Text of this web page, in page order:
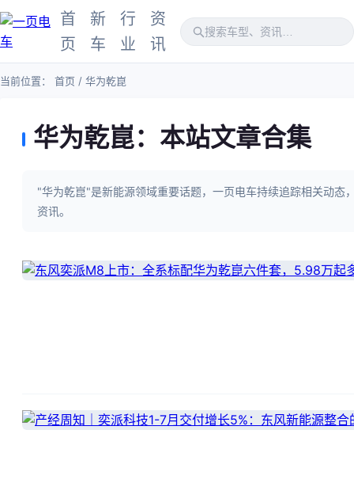
首
页
新
车
行
业
资
讯
当前位置： 首页 / 华为乾崑
华为乾崑：本站文章合集
"华为乾崑"是新能源领域重要话题，一页电车持续追踪相关动态
资讯。